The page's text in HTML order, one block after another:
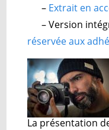
– Extrait en
– Version
réservée aux
La présentation